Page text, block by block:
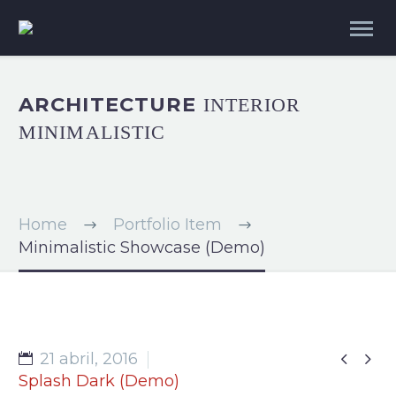
ARCHITECTURE INTERIOR
MINIMALISTIC
Home
Portfolio Item
Minimalistic Showcase (Demo)
 
21 abril, 2016
Splash Dark (Demo)